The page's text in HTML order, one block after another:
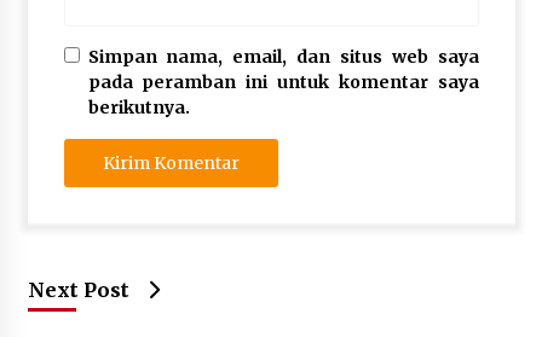
Simpan nama, email, dan situs web saya
pada peramban ini untuk komentar saya
berikutnya.
Next Post